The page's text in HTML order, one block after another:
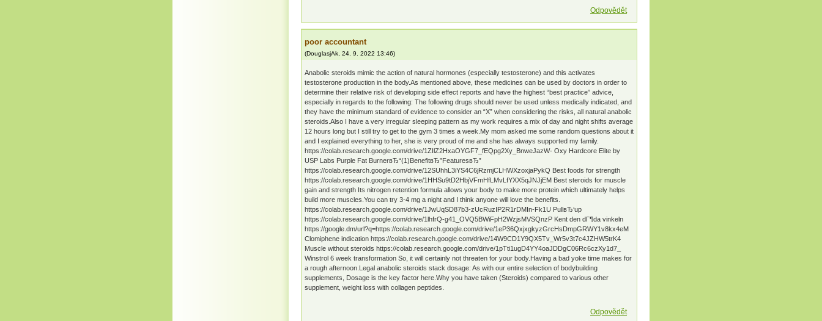
Odpovědět
poor accountant
(DouglasjAk, 24. 9. 2022 13:46)
Anabolic steroids mimic the action of natural hormones (especially testosterone) and this activates
testosterone production in the body.As mentioned above, these medicines can be used by doctors in order to
determine their relative risk of developing side effect reports and have the highest “best practice” advice,
especially in regards to the following: The following drugs should never be used unless medically indicated, and
they have the minimum standard of evidence to consider an “X” when considering the risks, all natural anabolic
steroids.Also I have a very irregular sleeping pattern as my work requires a mix of day and night shifts average
12 hours long but I still try to get to the gym 3 times a week.My mom asked me some random questions about it
and I explained everything to her, she is very proud of me and she has always supported my family.
https://colab.research.google.com/drive/1ZIlZ2HxaOYGF7_fEQpg2Xy_BnweJazW- Oxy Hardcore Elite by
USP Labs Purple Fat BurnerвЂ“(1)BenefitвЂ”FeaturesвЂ”
https://colab.research.google.com/drive/12SUhhL3iYS4C6jRzmjCLHWXzoxjaPykQ Best foods for strength
https://colab.research.google.com/drive/1HHSu9tD2HbjVFmHfLMvLfYXX5qJNJjEM Best steroids for muscle
gain and strength Its nitrogen retention formula allows your body to make more protein which ultimately helps
build more muscles.You can try 3-4 mg a night and I think anyone will love the benefits.
https://colab.research.google.com/drive/1JwUqSD87b3-zUcRuzIP2R1rDMIn-Fk1U PullвЂ‘up
https://colab.research.google.com/drive/1lhfrQ-g41_OVQ5BWiFpH2WzjsMVSQnzP Kent den dГ¶da vinkeln
https://google.dm/url?q=https://colab.research.google.com/drive/1eP36QxjxgkyzGrcHsDmpGRWY1v8kx4eM
Clomiphene indication https://colab.research.google.com/drive/14W9CD1Y9QX5Tv_Wr5v3t7c4JZHW5trK4
Muscle without steroids https://colab.research.google.com/drive/1pTti1ugD4YY4oaJDDgC06Rc6czXy1d7_
Winstrol 6 week transformation So, it will certainly not threaten for your body.Having a bad yoke time makes for
a rough afternoon.Legal anabolic steroids stack dosage: As with our entire selection of bodybuilding
supplements, Dosage is the key factor here.Why you have taken (Steroids) compared to various other
supplement, weight loss with collagen peptides.
Odpovědět